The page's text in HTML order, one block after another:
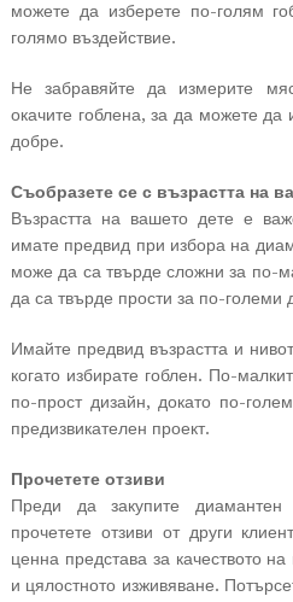
можете да изберете по-голям
голямо въздействие.
Не забравяйте да измерите
окачите гоблена, за да можете да
добре.
Съобразете се с възрастта на
Възрастта на вашето дете е
имате предвид при избора на
може да са твърде сложни за по-
да са твърде прости за по-големи
Имайте предвид възрастта и
когато избирате гоблен. По-
по-прост дизайн, докато по-
предизвикателен проект.
Прочетете отзиви
Преди да закупите
прочетете отзиви от други
ценна представа за качеството
и цялостното изживяване.